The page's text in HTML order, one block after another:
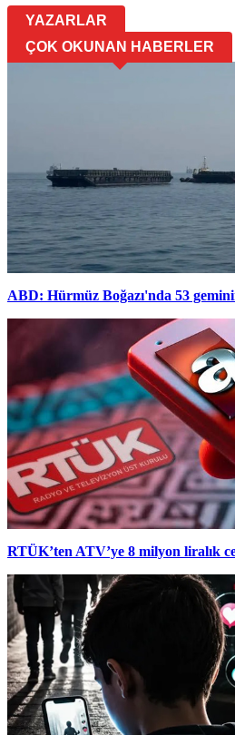
YAZARLAR
ÇOK OKUNAN HABERLER
ABD: Hürmüz Boğazı'nda 53
RTÜK’ten ATV’ye 8 milyon liralık